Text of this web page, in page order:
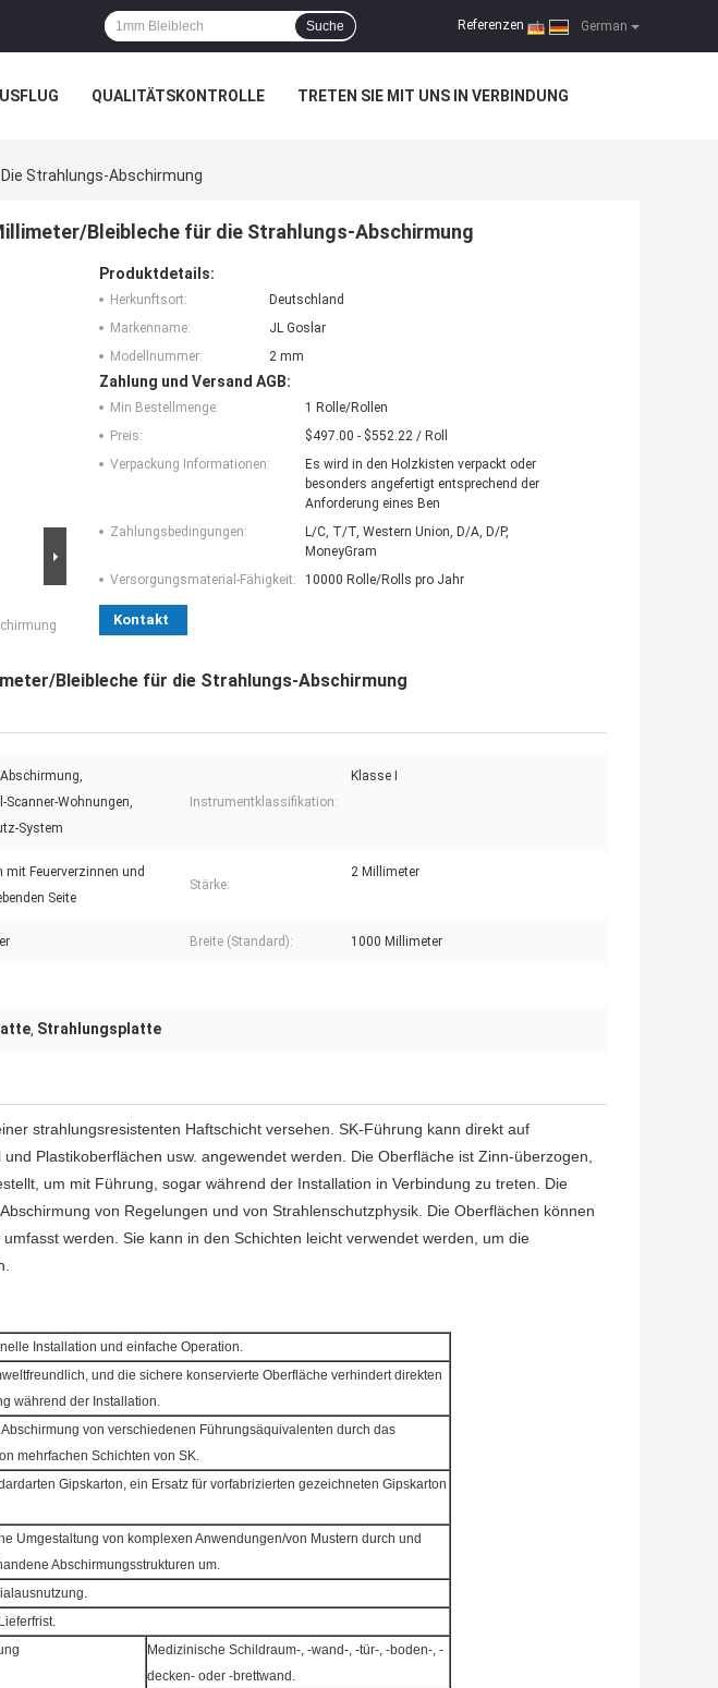
German
Referenzen |
Suche
QUALITÄTSKONTROLLE TRETEN SIE MIT UNS IN VERBINDUNG
Strahlungs-Abschirmung
Bleibleche für die Strahlungs-Abschirmung
Produktdetails:
Herkunftsort:
Deutschland
Markenname:
JL Goslar
Modellnummer:
2 mm
Zahlung und Versand AGB:
Min Bestellmenge:
1 Rolle/Rollen
Preis:
$497.00 - $552.22 / Roll
Verpackung Informationen:
Es wird in den Holzkisten verpackt oder
besonders angefertigt entsprechend der
Anforderung eines Ben
Zahlungsbedingungen:
L/C, T/T, Western Union, D/A, D/P,
MoneyGram
Versorgungsmaterial-Fähigkeit:
10000 Rolle/Rolls pro Jahr
Kontakt
Bleibleche für die Strahlungs-Abschirmung
Scanner-Wohnungen,
System
Instrumentklassifikation:
Klasse I
mit Feuerverzinnen und
Seite
Stärke:
2 Millimeter
Breite (Standard): 1000 Millimeter
, Strahlungsplatte
strahlungsresistenten Haftschicht versehen. SK-Führung kann direkt auf
Plastikoberflächen usw. angewendet werden. Die Oberfläche ist Zinn-überzogen,
um mit Führung, sogar während der Installation in Verbindung zu treten. Die
von Regelungen und von Strahlenschutzphysik. Die Oberflächen können
werden. Sie kann in den Schichten leicht verwendet werden, um die
Installation und einfache Operation.
und die sichere konservierte Oberfläche verhindert direkten
während der Installation.
von verschiedenen Führungsäquivalenten durch das
mehrfachen Schichten von SK.
Gipskarton, ein Ersatz für vorfabrizierten gezeichneten Gipskarton
Umgestaltung von komplexen Anwendungen/von Mustern durch und
Abschirmungsstrukturen um.
Medizinische Schildraum-, -wand-, -tür-, -boden-, -
decken- oder -brettwand.